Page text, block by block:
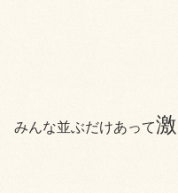
みんな並ぶだけあって